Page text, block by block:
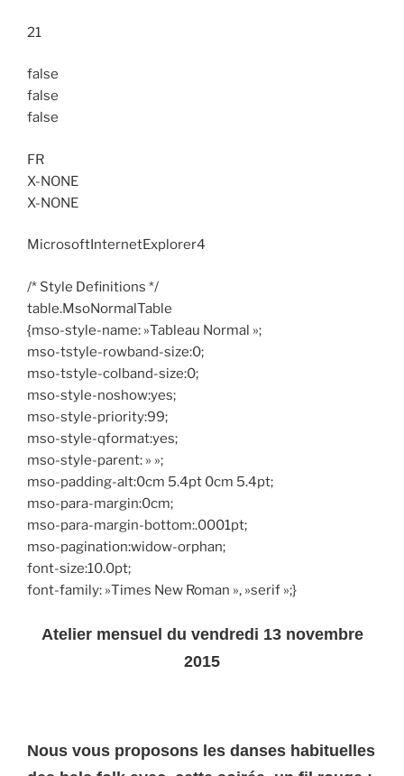
21
false
false
false
FR
X-NONE
X-NONE
MicrosoftInternetExplorer4
/* Style Definitions */
table.MsoNormalTable
{mso-style-name: »Tableau Normal »;
mso-tstyle-rowband-size:0;
mso-tstyle-colband-size:0;
mso-style-noshow:yes;
mso-style-priority:99;
mso-style-qformat:yes;
mso-style-parent: » »;
mso-padding-alt:0cm 5.4pt 0cm 5.4pt;
mso-para-margin:0cm;
mso-para-margin-bottom:.0001pt;
mso-pagination:widow-orphan;
font-size:10.0pt;
font-family: »Times New Roman », »serif »;}
Atelier mensuel du vendredi 13 novembre
2015
Nous vous proposons les danses habituelles